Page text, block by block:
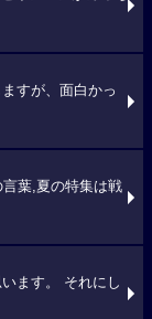
すが、面白かっ
葉,夏の特集は戦
ます。 それにし